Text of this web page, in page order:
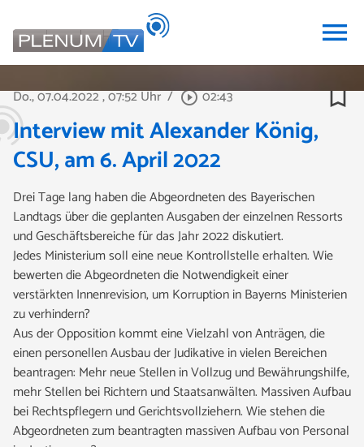
menu
Do., 07.04.2022, 07:52 Uhr / play_circle_outline02:43 bookmark_border
Interview mit Alexander König,
CSU, am 6. April 2022
Drei Tage lang haben die Abgeordneten des Bayerischen
Landtags über die geplanten Ausgaben der einzelnen Ressorts
und Geschäftsbereiche für das Jahr 2022 diskutiert.
Jedes Ministerium soll eine neue Kontrollstelle erhalten. Wie
bewerten die Abgeordneten die Notwendigkeit einer
verstärkten Innenrevision, um Korruption in Bayerns Ministerien
zu verhindern?
Aus der Opposition kommt eine Vielzahl von Anträgen, die
einen personellen Ausbau der Judikative in vielen Bereichen
beantragen: Mehr neue Stellen in Vollzug und Bewährungshilfe,
mehr Stellen bei Richtern und Staatsanwälten. Massiven Aufbau
bei Rechtspflegern und Gerichtsvollziehern. Wie stehen die
Abgeordneten zum beantragten massiven Aufbau von Personal